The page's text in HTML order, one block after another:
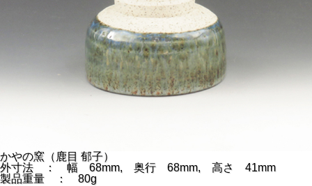
かやの窯（鹿目 郁子）
外寸法 ： 幅 68mm, 奥行 68mm, 高さ 41mm
製品重量 ： 80g